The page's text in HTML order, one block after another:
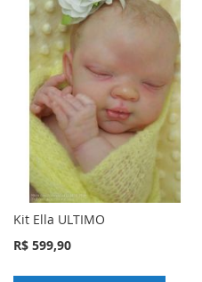
LISTA
DE
DESEJOS
COMPARAR
Kit Ella ULTIMO
R$ 599,90